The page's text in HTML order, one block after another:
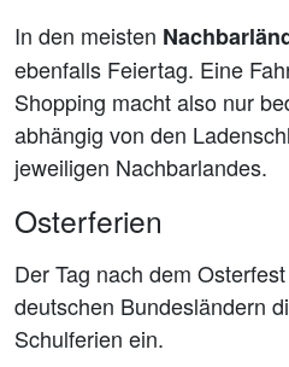
In den meisten
ebenfalls Feiertag. Eine
Shopping macht also nur
abhängig von den
jeweiligen Nachbarlandes.
Osterferien
Der Tag nach dem
deutschen Bundesländern
Schulferien ein.